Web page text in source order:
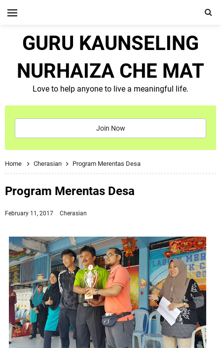
GURU KAUNSELING
NURHAIZA CHE MAT
Love to help anyone to live a meaningful life.
Join Now
Home Cherasian Program Merentas Desa
Program Merentas Desa
February 11, 2017 Cherasian